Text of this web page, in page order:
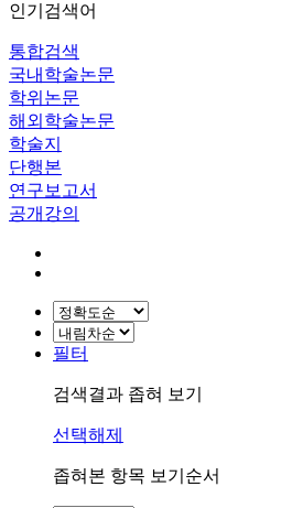
인기검색어
통합검색
국내학술논문
학위논문
해외학술논문
학술지
단행본
연구보고서
공개강의
필터
검색결과 좁혀 보기
선택해제
좁혀본 항목 보기순서